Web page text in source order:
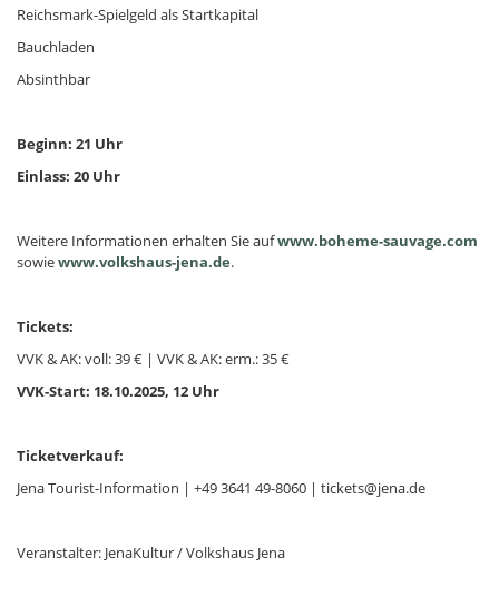
Reichsmark-Spielgeld als Startkapital
Bauchladen
Absinthbar
Beginn: 21 Uhr
Einlass: 20 Uhr
Weitere Informationen erhalten Sie aufwww.boheme-sauvage.com
sowiewww.volkshaus-jena.de.
Tickets:
VVK & AK: voll: 39 € | VVK & AK: erm.: 35 €
VVK-Start: 18.10.2025, 12 Uhr
Ticketverkauf:
Jena Tourist-Information | +49 3641 49-8060 | tickets@jena.de
Veranstalter: JenaKultur / Volkshaus Jena